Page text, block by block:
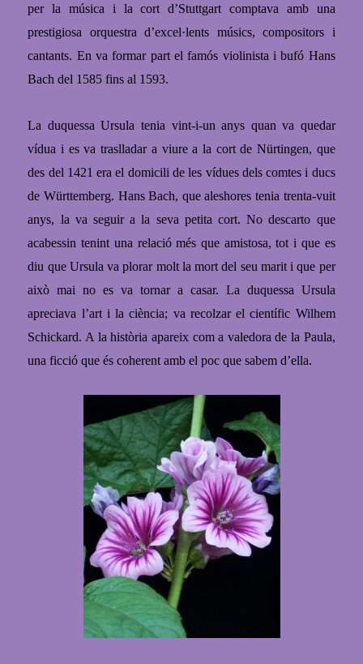
per la música i la cort d’Stuttgart comptava amb una
prestigiosa orquestra d’excel·lents músics, compositors i
cantants. En va formar part el famós violinista i bufó Hans
Bach del 1585 fins al 1593.
La duquessa Ursula tenia vint-i-un anys quan va quedar
vídua i es va traslladar a viure a la cort de Nürtingen, que
des del 1421 era el domicili de les vídues dels comtes i ducs
de Württemberg. Hans Bach, que aleshores tenia trenta-vuit
anys, la va seguir a la seva petita cort. No descarto que
acabessin tenint una relació més que amistosa, tot i que es
diu que Ursula va plorar molt la mort del seu marit i que per
això mai no es va tornar a casar. La duquessa Ursula
apreciava l’art i la ciència; va recolzar el científic Wilhem
Schickard. A la història apareix com a valedora de la Paula,
una ficció que és coherent amb el poc que sabem d’ella.